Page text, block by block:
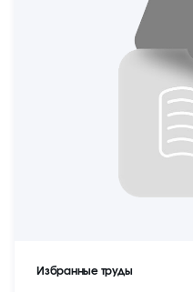
Избранные труды